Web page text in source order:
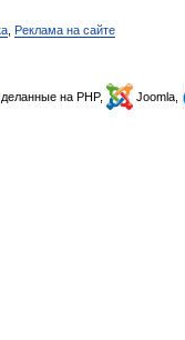
Реклама на сайте
на PHP, Joomla,